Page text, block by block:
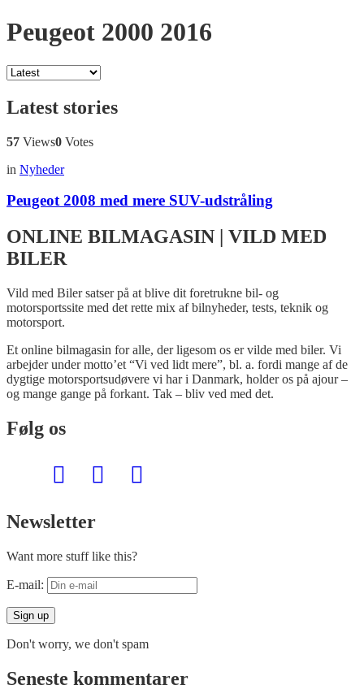
Peugeot 2000 2016
Latest stories
57 Views0 Votes
in Nyheder
Peugeot 2008 med mere SUV-udstråling
ONLINE BILMAGASIN | VILD MED
BILER
Vild med Biler satser på at blive dit foretrukne bil- og
motorsportssite med det rette mix af bilnyheder, tests, teknik og
motorsport.
Et online bilmagasin for alle, der ligesom os er vilde med biler. Vi
arbejder under motto’et “Vi ved lidt mere”, bl. a. fordi mange af de
dygtige motorsportsudøvere vi har i Danmark, holder os på ajour –
og mange gange på forkant. Tak – bliv ved med det.
Følg os
Newsletter
Want more stuff like this?
E-mail:
Don't worry, we don't spam
Seneste kommentarer